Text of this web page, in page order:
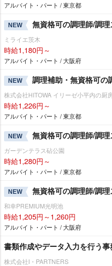
アルバイト・パート / 東京都
NEW 無資格可の調理師/調
ミライエ茨木
時給1,180円～
アルバイト・パート / 大阪府
NEW 調理補助・無資格可の
株式会社HITOWA イリーゼ小平内の厨
時給1,226円～
アルバイト・パート / 東京都
NEW 無資格可の調理師/調
ガーデンテラス砧公園
時給1,280円～
アルバイト・パート / 東京都
NEW 無資格可の調理師/調
和幸PREMIUM光明池
時給1,205円～1,260円
アルバイト・パート / 大阪府
書類作成やデータ入力を行う事
株式会社I・PARTNERS